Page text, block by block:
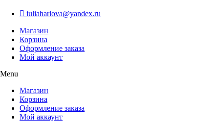
iuliaharlova@yandex.ru
Магазин
Корзина
Оформление заказа
Мой аккаунт
Menu
Магазин
Корзина
Оформление заказа
Мой аккаунт